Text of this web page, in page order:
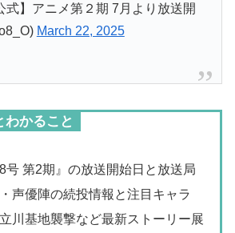
】アニメ第２期 7月より放送開
March 22, 2025
わかること
号 第2期』の放送開始日と放送局
声優陣の続投情報と注目キャラ
川基地襲撃など最新ストーリー展